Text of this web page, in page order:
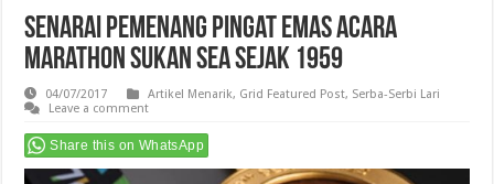
Senarai Pemenang Pingat Emas Acara
Marathon SUKAN SEA sejak 1959
04/07/2017 Artikel Menarik, Grid Featured Post, Serba-Serbi Lari
Leave a comment
Share this on WhatsApp